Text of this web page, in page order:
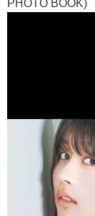
PHOTO BOOK)